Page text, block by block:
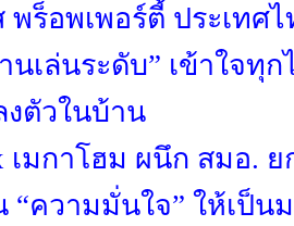
พร็อพเพอร์ตี้ ประเท
นเล่นระดับ” เข้าใจทุ
ตัวในบ้าน
เมกาโฮม ผนึก สมอ.
“ความมั่นใจ” ให้เป็น